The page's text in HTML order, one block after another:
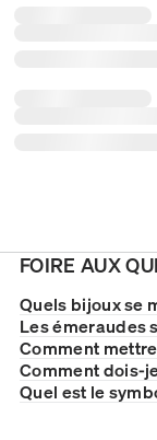
FOIRE AUX
Quels bijoux se
Les émeraudes
Comment
Comment dois-
Quel est le